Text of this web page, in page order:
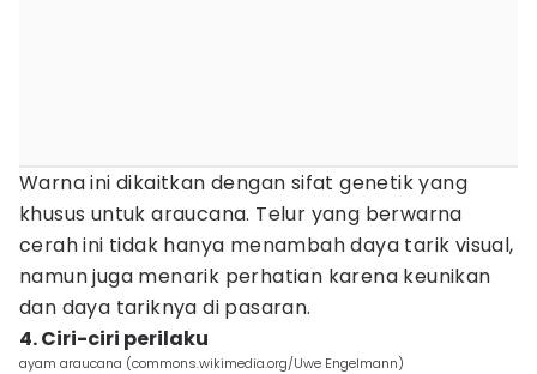
Warna ini dikaitkan dengan sifat genetik yang
khusus untuk araucana. Telur yang berwarna
cerah ini tidak hanya menambah daya tarik visual,
namun juga menarik perhatian karena keunikan
dan daya tariknya di pasaran.
4. Ciri-ciri perilaku
ayam araucana (commons.wikimedia.org/Uwe Engelmann)